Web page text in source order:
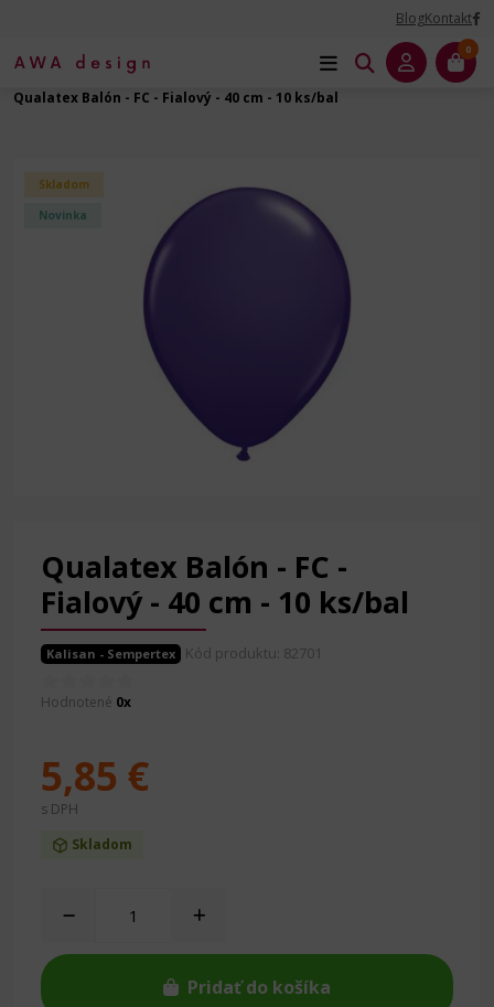
BlogKontakt
0
Balóny dekoračné
Guľatý - 16" - 40 cm
Qualatex Balón - FC - Fialový - 40 cm - 10 ks/bal
Skladom
Novinka
Qualatex Balón - FC -
Fialový - 40 cm - 10 ks/bal
Kalisan - Sempertex Kód produktu: 82701
Hodnotené 0x
Skladom
5,85 €
s DPH
Pridať do košíka